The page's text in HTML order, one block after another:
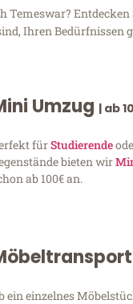
Ihren
Umzug | ab
fürStudierende
bieten wir
ab 100€ an.
ein einzelnes